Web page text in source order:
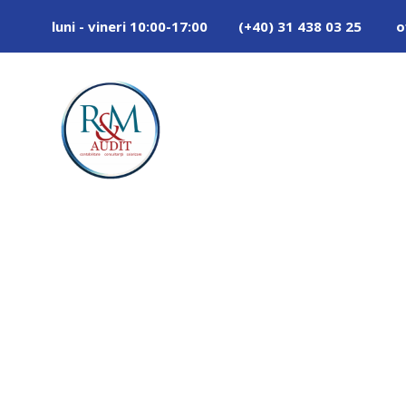
luni - vineri 10:00-17:00 (+40) 31 438 03 25